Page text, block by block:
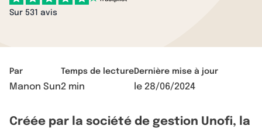
Sur 531 avis
Par
Manon Sun
Temps de lecture
2 min
Dernière mise à jour
le 28/06/2024
Créée par la société de gestion Unofi, la